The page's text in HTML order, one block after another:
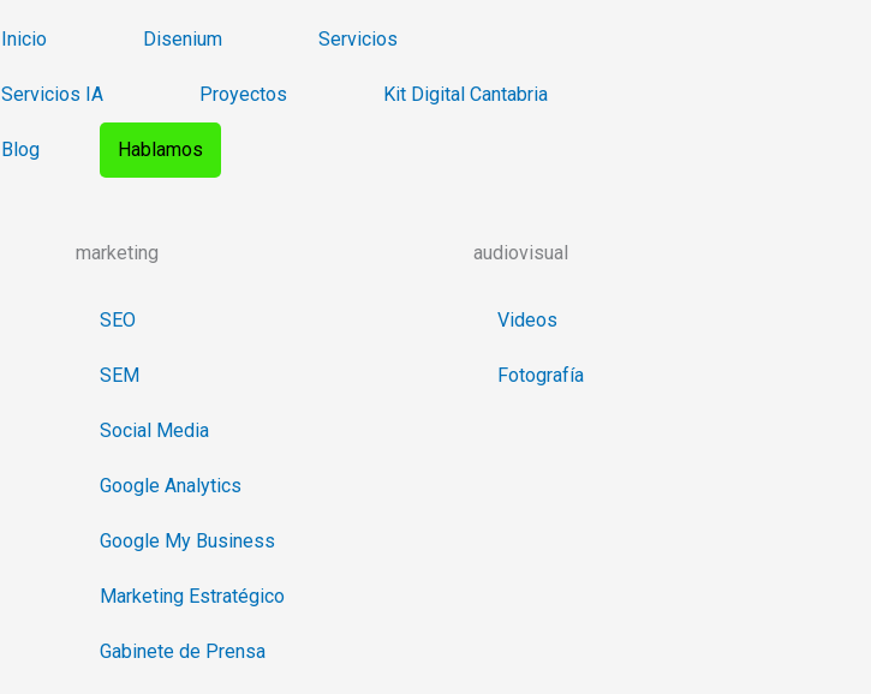
Inicio Disenium Servicios
Servicios IA Proyectos Kit Digital Cantabria
Blog Hablamos
marketing
SEO
SEM
Social Media
Google Analytics
Google My Business
Marketing Estratégico
Gabinete de Prensa
audiovisual
Videos
Fotografía